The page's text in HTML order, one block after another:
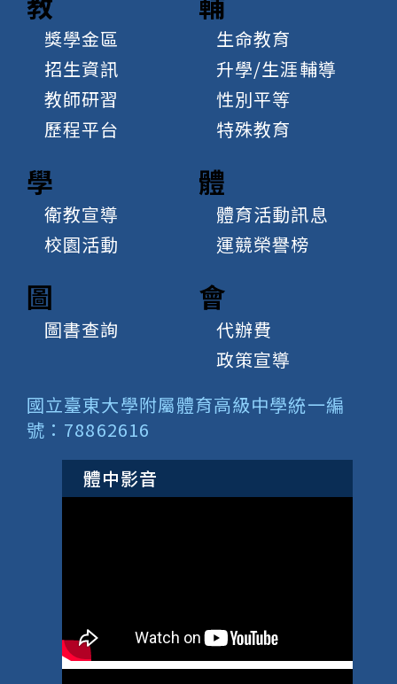
獎學金區
招生資訊
教師研習
歷程平台
生命教育
升學/生涯輔導
性別平等
特殊教育
學
衛教宣導
校園活動
體
體育活動訊息
運競榮譽榜
圖
圖書查詢
會
代辦費
政策宣導
國立臺東大學附屬體育高級中學統一編
號：78862616
體中影音